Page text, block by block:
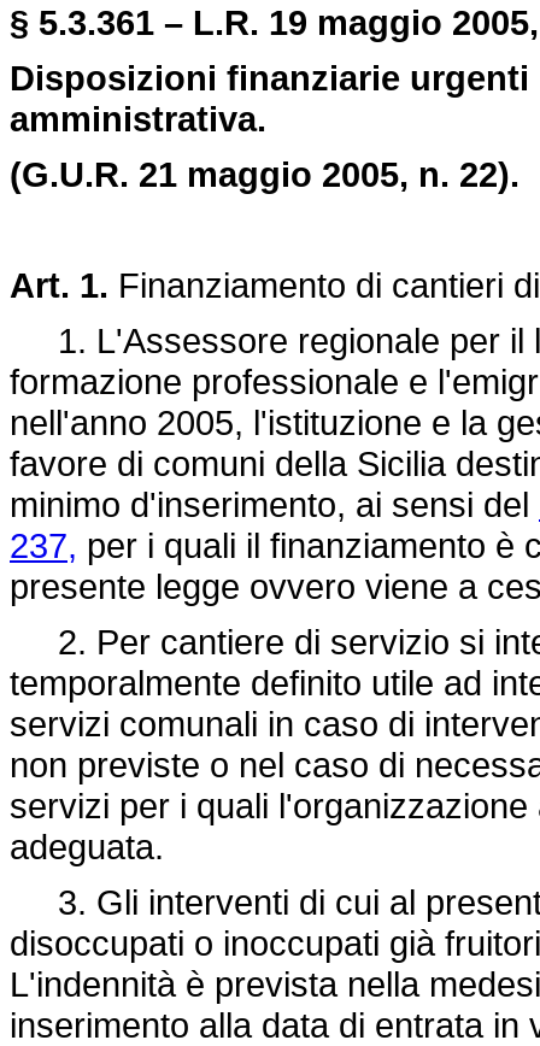
§ 5.3.361 – L.R. 19 maggio
Disposizioni finanziarie
amministrativa.
(G.U.R. 21 maggio 2005, n. 22).
Art. 1. Finanziamento di cantieri
1. L'Assessore regionale per il
formazione professionale e
nell'anno 2005, l'istituzione e la
favore di comuni della Sicilia
minimo d'inserimento, ai sensi del
237, per i quali il finanziamento è
presente legge ovvero viene a
2. Per cantiere di servizio si
temporalmente definito utile ad
servizi comunali in caso di
non previste o nel caso di
servizi per i quali
adeguata.
3. Gli interventi di cui al
disoccupati o inoccupati già
L'indennità è prevista nella
inserimento alla data di entrata in